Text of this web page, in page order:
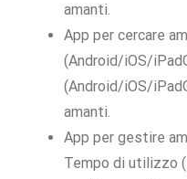
amanti.
App per cercare
(Android/iOS/
(Android/iOS/
amanti.
App per gestire
Tempo di utilizzo